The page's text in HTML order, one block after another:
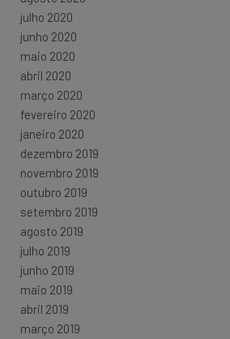
julho 2020
junho 2020
maio 2020
abril 2020
março 2020
fevereiro 2020
janeiro 2020
dezembro 2019
novembro 2019
outubro 2019
setembro 2019
agosto 2019
julho 2019
junho 2019
maio 2019
abril 2019
março 2019